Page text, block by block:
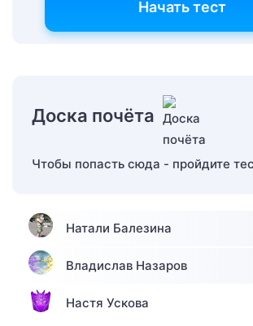
Начать тест
Доска почёта
Чтобы попасть сюда - пройдите
Натали Балезина
Владислав Назаров
Настя Ускова